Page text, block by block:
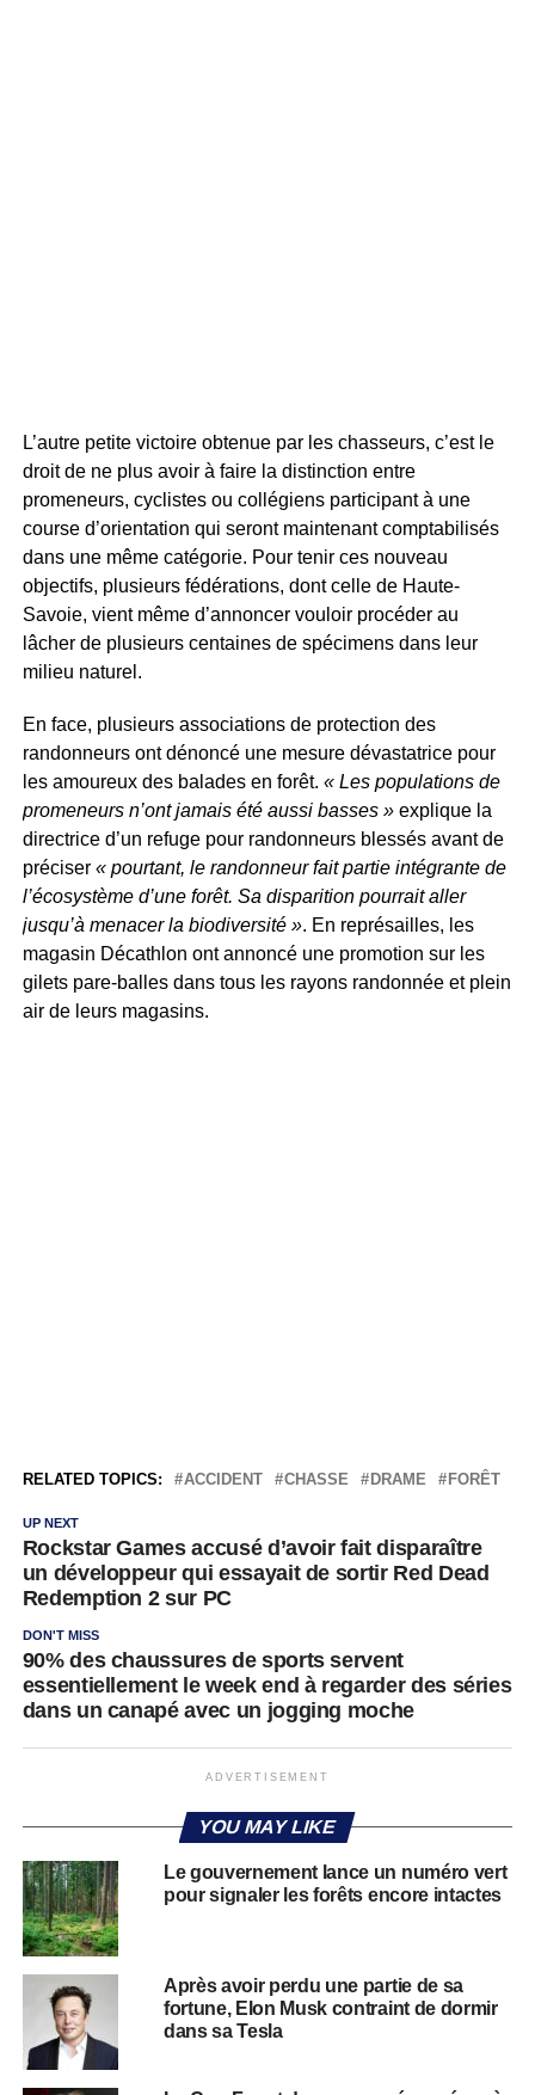
L’autre petite victoire obtenue par les chasseurs, c’est le
droit de ne plus avoir à faire la distinction entre
promeneurs, cyclistes ou collégiens participant à une
course d’orientation qui seront maintenant comptabilisés
dans une même catégorie. Pour tenir ces nouveau
objectifs, plusieurs fédérations, dont celle de Haute-
Savoie, vient même d’annoncer vouloir procéder au
lâcher de plusieurs centaines de spécimens dans leur
milieu naturel.
En face, plusieurs associations de protection des
randonneurs ont dénoncé une mesure dévastatrice pour
les amoureux des balades en forêt. « Les populations de
promeneurs n’ont jamais été aussi basses »explique la
directrice d’un refuge pour randonneurs blessés avant de
préciser« pourtant, le randonneur fait partie intégrante de
l’écosystème d’une forêt. Sa disparition pourrait aller
jusqu’à menacer la biodiversité ». En représailles, les
magasin Décathlon ont annoncé une promotion sur les
gilets pare-balles dans tous les rayons randonnée et plein
air de leurs magasins.
RELATED TOPICS: ACCIDENT CHASSE DRAME FORÊT
UP NEXT
Rockstar Games accusé d’avoir fait disparaître
un développeur qui essayait de sortir Red Dead
Redemption 2 sur PC
DON'T MISS
90% des chaussures de sports servent
essentiellement le week end à regarder des séries
dans un canapé avec un jogging moche
ADVERTISEMENT
YOU MAY LIKE
Le gouvernement lance un numéro vert
pour signaler les forêts encore intactes
Après avoir perdu une partie de sa
fortune, Elon Musk contraint de dormir
dans sa Tesla